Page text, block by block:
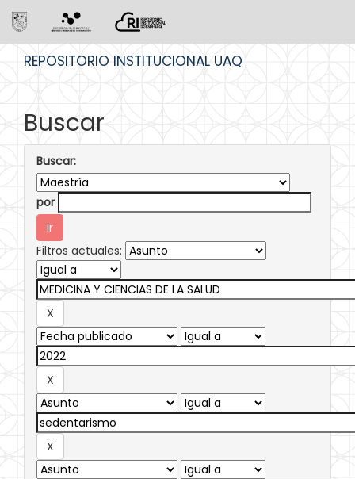
REPOSITORIO INSTITUCIONAL UAQ
Buscar
Buscar:
por
Filtros actuales: